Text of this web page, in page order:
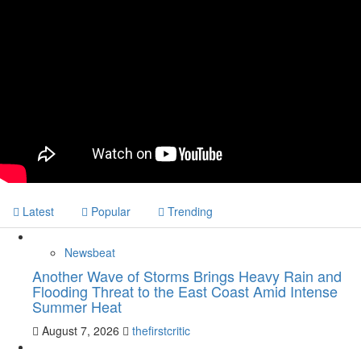
Latest Popular Trending
Newsbeat
Another Wave of Storms Brings Heavy Rain and
Flooding Threat to the East Coast Amid Intense
Summer Heat
August 7, 2026
thefirstcritic